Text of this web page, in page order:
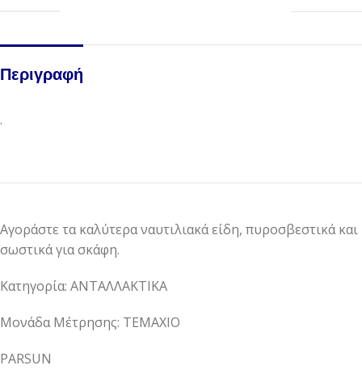
Περιγραφή
.
Αγοράστε τα καλύτερα ναυτιλιακά είδη, πυροσβεστικά και
σωστικά για σκάφη.
Κατηγορία: ΑΝΤΑΛΛΑΚΤΙΚΑ
Μονάδα Μέτρησης: ΤΕΜΑΧΙΟ
PARSUN